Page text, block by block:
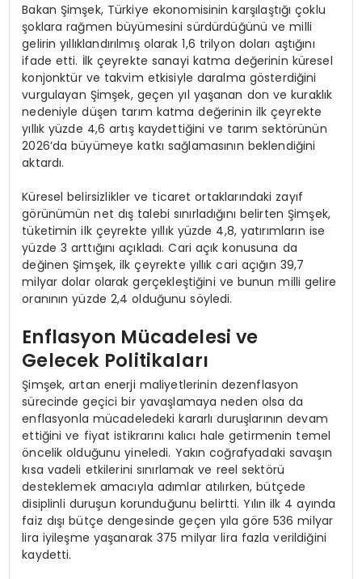
Bakan Şimşek, Türkiye ekonomisinin karşılaştığı çoklu
şoklara rağmen büyümesini sürdürdüğünü ve milli
gelirin yıllıklandırılmış olarak 1,6 trilyon doları aştığını
ifade etti. İlk çeyrekte sanayi katma değerinin küresel
konjonktür ve takvim etkisiyle daralma gösterdiğini
vurgulayan Şimşek, geçen yıl yaşanan don ve kuraklık
nedeniyle düşen tarım katma değerinin ilk çeyrekte
yıllık yüzde 4,6 artış kaydettiğini ve tarım sektörünün
2026’da büyümeye katkı sağlamasının beklendiğini
aktardı.
Küresel belirsizlikler ve ticaret ortaklarındaki zayıf
görünümün net dış talebi sınırladığını belirten Şimşek,
tüketimin ilk çeyrekte yıllık yüzde 4,8, yatırımların ise
yüzde 3 arttığını açıkladı. Cari açık konusuna da
değinen Şimşek, ilk çeyrekte yıllık cari açığın 39,7
milyar dolar olarak gerçekleştiğini ve bunun milli gelire
oranının yüzde 2,4 olduğunu söyledi.
Enflasyon Mücadelesi ve
Gelecek Politikaları
Şimşek, artan enerji maliyetlerinin dezenflasyon
sürecinde geçici bir yavaşlamaya neden olsa da
enflasyonla mücadeledeki kararlı duruşlarının devam
ettiğini ve fiyat istikrarını kalıcı hale getirmenin temel
öncelik olduğunu yineledi. Yakın coğrafyadaki savaşın
kısa vadeli etkilerini sınırlamak ve reel sektörü
desteklemek amacıyla adımlar atılırken, bütçede
disiplinli duruşun korunduğunu belirtti. Yılın ilk 4 ayında
faiz dışı bütçe dengesinde geçen yıla göre 536 milyar
lira iyileşme yaşanarak 375 milyar lira fazla verildiğini
kaydetti.